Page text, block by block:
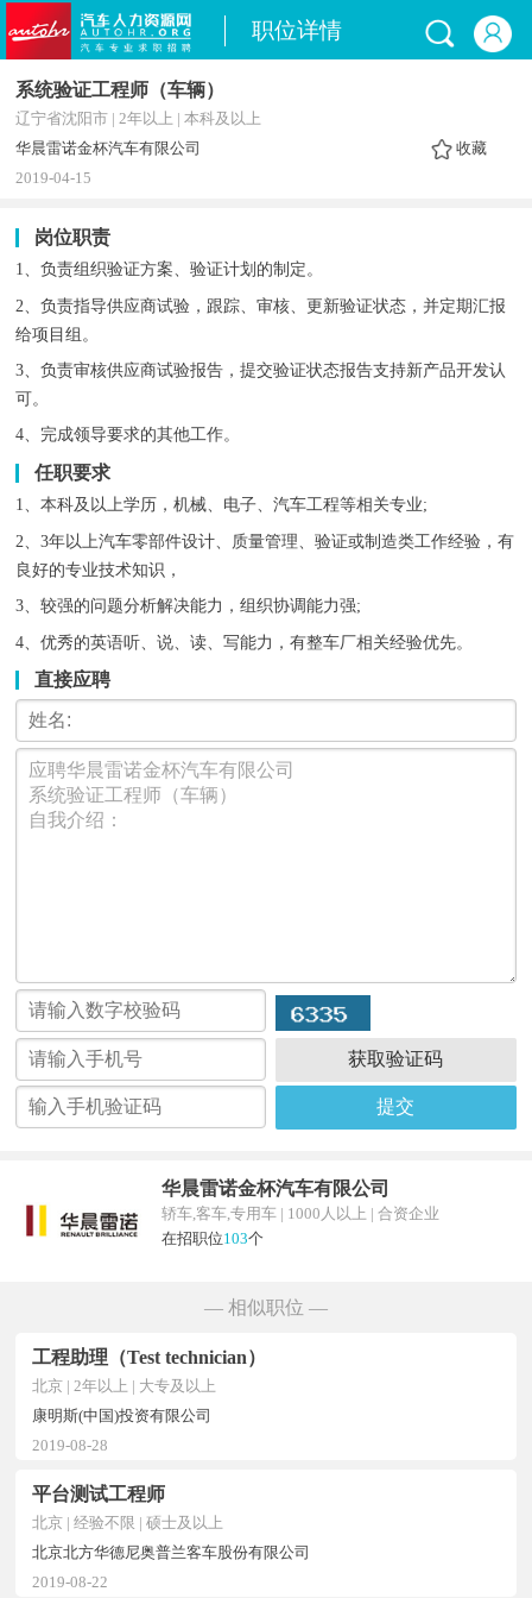
职位详情
系统验证工程师（车辆）
辽宁省沈阳市 | 2年以上 | 本科及以上
华晨雷诺金杯汽车有限公司
收藏
2019-04-15
岗位职责
1、负责组织验证方案、验证计划的制定。
2、负责指导供应商试验，跟踪、审核、更新验证状态，并定期汇报
给项目组。
3、负责审核供应商试验报告，提交验证状态报告支持新产品开发认
可。
4、完成领导要求的其他工作。
任职要求
1、本科及以上学历，机械、电子、汽车工程等相关专业;
2、3年以上汽车零部件设计、质量管理、验证或制造类工作经验，有
良好的专业技术知识，
3、较强的问题分析解决能力，组织协调能力强;
4、优秀的英语听、说、读、写能力，有整车厂相关经验优先。
直接应聘
获取验证码
提交
华晨雷诺金杯汽车有限公司
轿车,客车,专用车 | 1000人以上 | 合资企业
在招职位103个
— 相似职位 —
工程助理（Test technician）
北京 | 2年以上 | 大专及以上
康明斯(中国)投资有限公司
2019-08-28
平台测试工程师
北京 | 经验不限 | 硕士及以上
北京北方华德尼奥普兰客车股份有限公司
2019-08-22